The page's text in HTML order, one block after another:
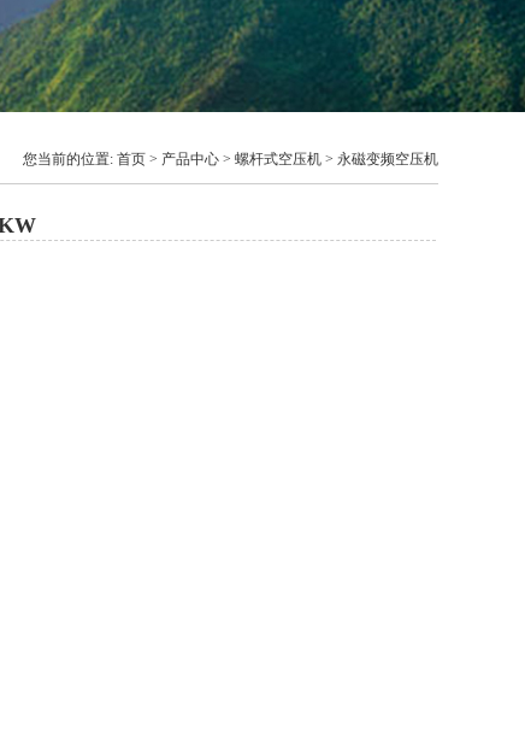
您当前的位置: 首页 > 产品中心 > 螺杆式空压机 > 永磁变频空压机